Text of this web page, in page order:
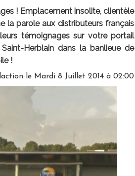
! Emplacement insolite, clientèle
la parole aux distributeurs français
témoignages sur votre portail
Herblain dans la banlieue de
!
le Mardi 8 Juillet 2014 à 02:00